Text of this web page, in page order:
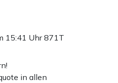
15:41 Uhr871T
in allen